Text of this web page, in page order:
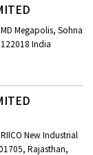
Megapolis, Sohna
India
New Industrial
Rajasthan,